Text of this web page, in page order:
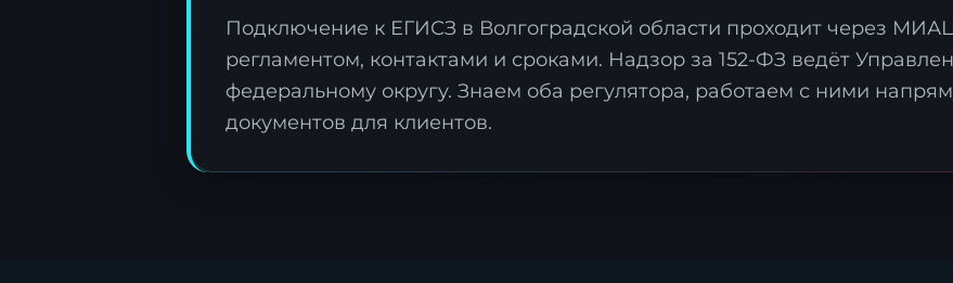
Подключение к ЕГИСЗ в Волгоградской области проходит через
регламентом, контактами и сроками. Надзор за 152-ФЗ ведёт
федеральному округу. Знаем оба регулятора, работаем с ними
документов для клиентов.